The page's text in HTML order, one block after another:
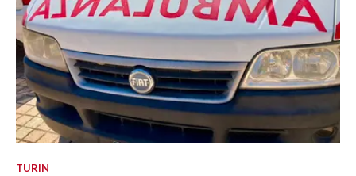
TURIN